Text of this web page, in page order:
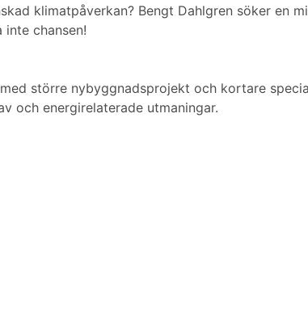
klimatpåverkan? Bengt Dahlgren söker en
chansen!
större nybyggnadsprojekt och kortare
och energirelaterade utmaningar.